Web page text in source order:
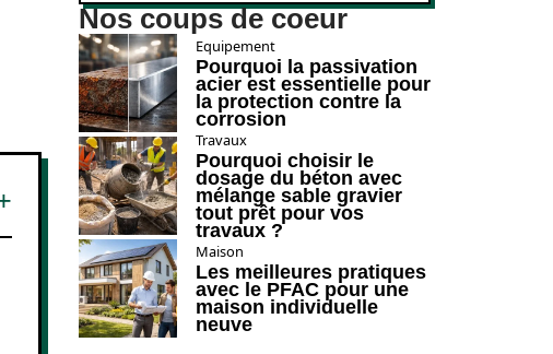
Nos coups de coeur
Equipement
Pourquoi la passivation
acier est essentielle pour
la protection contre la
corrosion
Travaux
Pourquoi choisir le
dosage du béton avec
mélange sable gravier
tout prêt pour vos
travaux ?
Maison
Les meilleures pratiques
avec le PFAC pour une
maison individuelle
neuve